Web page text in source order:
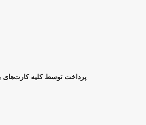
پرداخت توسط کلیه کارت‌های